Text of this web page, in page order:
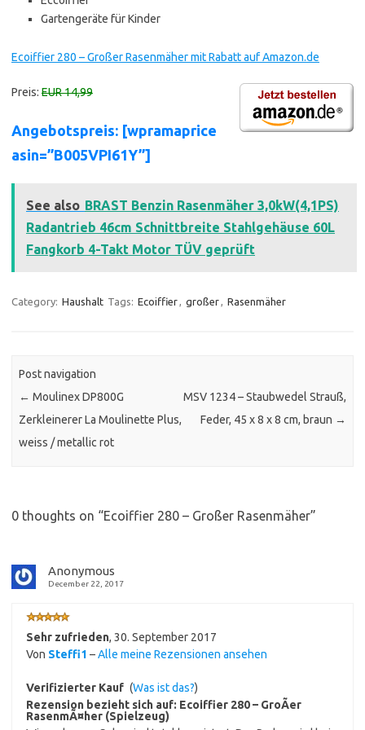
Gartengeräte für Kinder
Ecoiffier 280 – Großer Rasenmäher mit Rabatt auf Amazon.de
Preis: EUR 14,99
Angebotspreis: [wpramaprice
asin=”B005VPI61Y”]
See also BRAST Benzin Rasenmäher 3,0kW(4,1PS)
Radantrieb 46cm Schnittbreite Stahlgehäuse 60L
Fangkorb 4-Takt Motor TÜV geprüft
Category: Haushalt Tags: Ecoiffier großer Rasenmäher
Post navigation
← Moulinex DP800G
Zerkleinerer La Moulinette Plus,
weiss / metallic rot
MSV 1234 – Staubwedel Strauß,
Feder, 45 x 8 x 8 cm, braun →
0 thoughts on “Ecoiffier 280 – Großer Rasenmäher”
Anonymous
December 22, 2017
Sehr zufrieden, 30. September 2017
Von Steffi1 –Alle meine Rezensionen ansehen
Verifizierter Kauf (Was ist das?)
Rezension bezieht sich auf: Ecoiffier 280 – GroÃer
RasenmÃ¤her (Spielzeug)